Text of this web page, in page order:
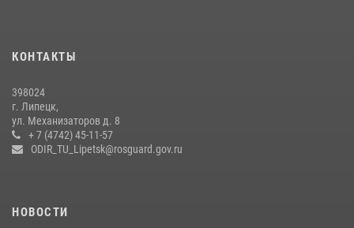
КОНТАКТЫ
398024
г. Липецк,
ул. Механизаторов д. 8
+ 7 (4742) 45-11-57
ODIR_TU_Lipetsk@rosguard.gov.ru
НОВОСТИ